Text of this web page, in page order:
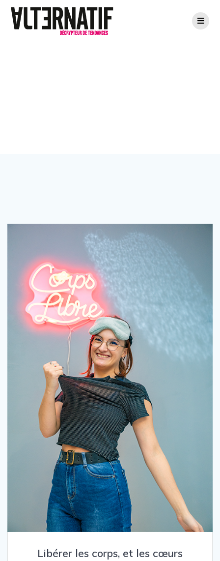
Passer
au
Libérer les corps, et les cœurs